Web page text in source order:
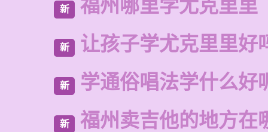
新 福州哪里学尤克里里
新 让孩子学尤克里里好
新 学通俗唱法学什么好
新 福州卖吉他的地方在